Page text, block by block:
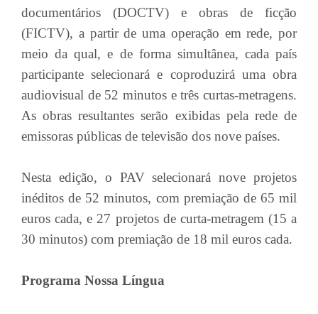
documentários (DOCTV) e obras de ficção
(FICTV), a partir de uma operação em rede, por
meio da qual, e de forma simultânea, cada país
participante selecionará e coproduzirá uma obra
audiovisual de 52 minutos e três curtas-metragens.
As obras resultantes serão exibidas pela rede de
emissoras públicas de televisão dos nove países.
Nesta edição, o PAV selecionará nove projetos
inéditos de 52 minutos, com premiação de 65 mil
euros cada, e 27 projetos de curta-metragem (15 a
30 minutos) com premiação de 18 mil euros cada.
Programa Nossa Língua